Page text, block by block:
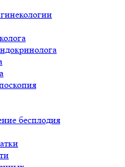
бесплодия